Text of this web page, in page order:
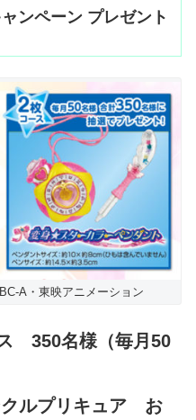
ンペーン プレゼント
A・東映アニメーション
350名様（毎月50
クルプリキュア お